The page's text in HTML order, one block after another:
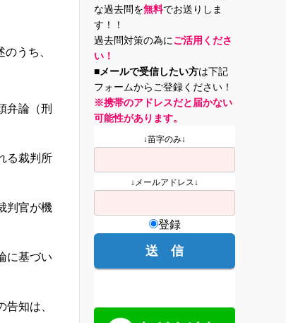
うち、
弁論（刑
る裁判所
判官が機
に基づい
知は、
な過去問を無料でお送りしま
す！！
過去問対策の為にご活用くださ
い！
■メールで受信したい方は下記
フォームからご登録ください！
※携帯のアドレスだと届かない
可能性があります。
↓苗字のみ↓
↓メールアドレス↓
登録